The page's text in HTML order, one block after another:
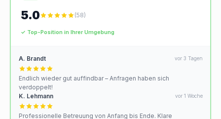
5.0 (58)
✓ Top-Position in Ihrer Umgebung
A. Brandt vor 3 Tagen
Endlich wieder gut auffindbar – Anfragen haben sich
verdoppelt!
K. Lehmann
vor 1 Woche
Professionelle Betreuung von Anfang bis Ende. Klare